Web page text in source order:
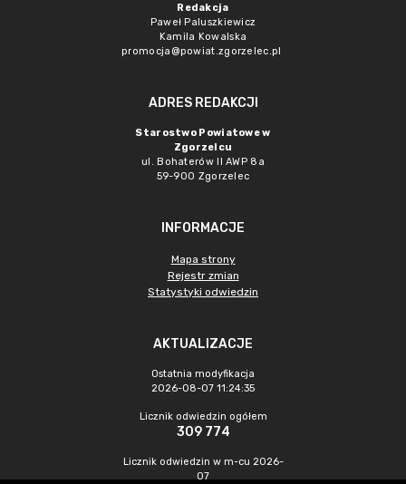
Redakcja
Paweł Paluszkiewicz
Kamila Kowalska
promocja@powiat.zgorzelec.pl
ADRES REDAKCJI
Starostwo Powiatowe w
Zgorzelcu
ul. Bohaterów II AWP 8a
59-900 Zgorzelec
INFORMACJE
Mapa strony
Rejestr zmian
Statystyki odwiedzin
AKTUALIZACJE
Ostatnia modyfikacja
2026-08-07 11:24:35
Licznik odwiedzin ogółem
309 774
Licznik odwiedzin w m-cu 2026-
07